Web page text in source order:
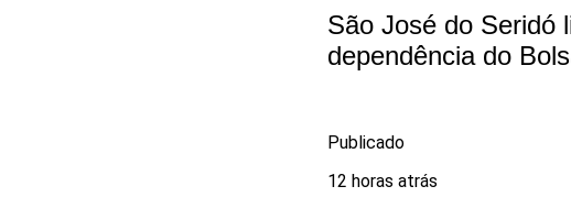
São José do Seridó
dependência do
Publicado
12 horas atrás